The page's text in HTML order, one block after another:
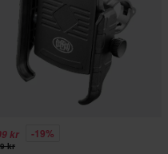
kr -19%
kr